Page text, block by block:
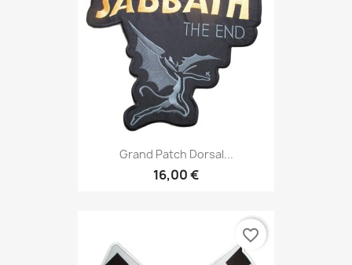
Grand Patch Dorsal...
16,00 €
favorite_border